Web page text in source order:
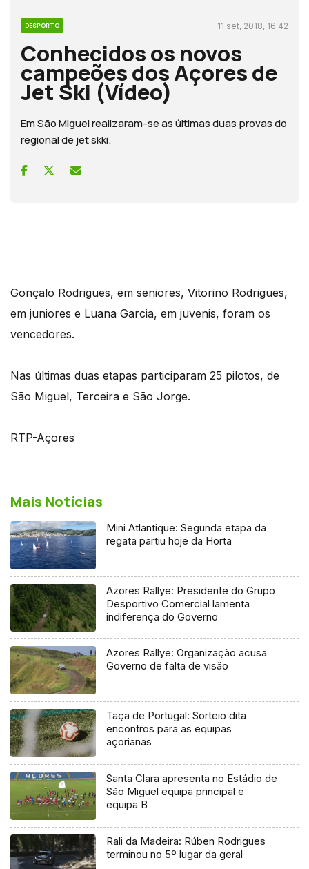
DESPORTO 11 set, 2018, 16:42
Conhecidos os novos
campeões dos Açores de
Jet Ski (Vídeo)
Em São Miguel realizaram-se as últimas duas provas do
regional de jet skki.
Gonçalo Rodrigues, em seniores, Vitorino Rodrigues,
em juniores e Luana Garcia, em juvenis, foram os
vencedores.
Nas últimas duas etapas participaram 25 pilotos, de
São Miguel, Terceira e São Jorge.
RTP-Açores
Mais Notícias
Mini Atlantique: Segunda etapa da
regata partiu hoje da Horta
Azores Rallye: Presidente do Grupo
Desportivo Comercial lamenta
indiferença do Governo
Azores Rallye: Organização acusa
Governo de falta de visão
Taça de Portugal: Sorteio dita
encontros para as equipas
açorianas
Santa Clara apresenta no Estádio de
São Miguel equipa principal e
equipa B
Rali da Madeira: Rúben Rodrigues
terminou no 5º lugar da geral